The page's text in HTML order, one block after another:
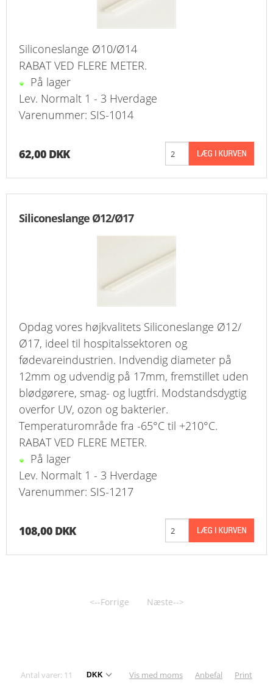
Siliconeslange Ø10/Ø14
RABAT VED FLERE METER.
På lager
Lev. Normalt 1 - 3 Hverdage
Varenummer: SIS-1014
62,00 DKK
Siliconeslange Ø12/Ø17
Opdag vores højkvalitets Siliconeslange Ø12/
Ø17, ideel til hospitalssektoren og
fødevareindustrien. Indvendig diameter på
12mm og udvendig på 17mm, fremstillet uden
blødgørere, smag- og lugtfri. Modstandsdygtig
overfor UV, ozon og bakterier.
Temperaturområde fra -65°C til +210°C.
RABAT VED FLERE METER.
På lager
Lev. Normalt 1 - 3 Hverdage
Varenummer: SIS-1217
108,00 DKK
<--Forrige Næste-->
Antal varer: 11 Vis med moms Anbefal Print